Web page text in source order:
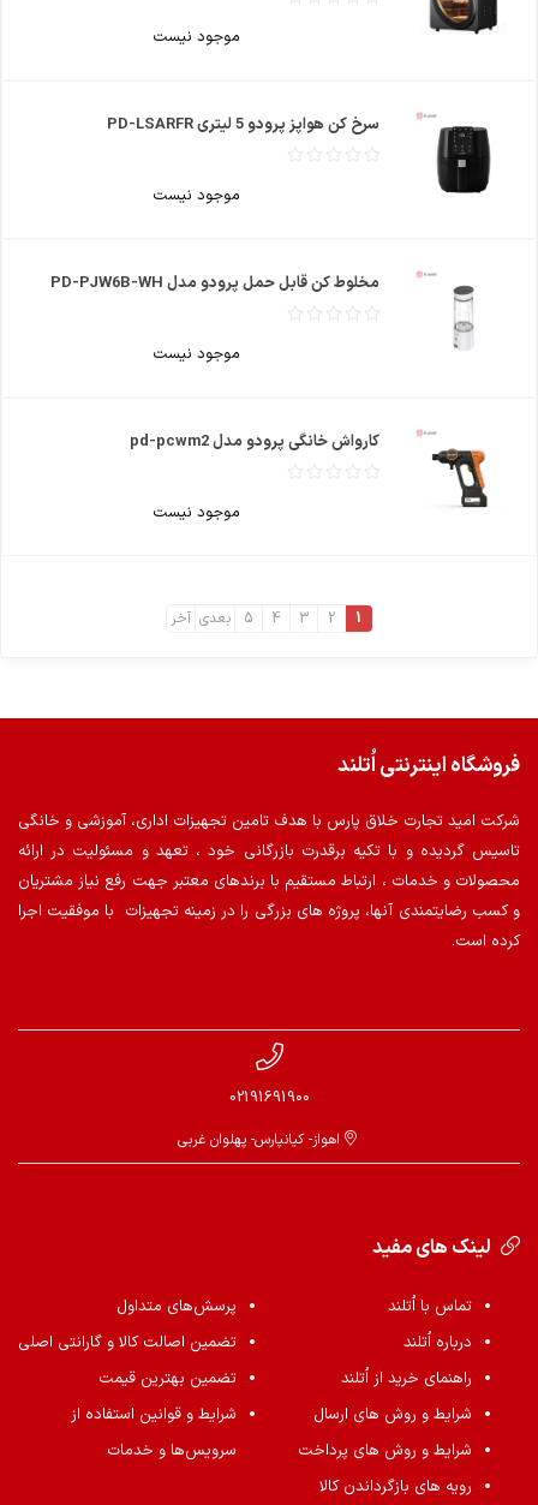
موجود نیست
سرخ کن هواپز پرودو 5 لیتری PD-LSARFR
موجود نیست
مخلوط کن قابل حمل پرودو مدل PD-PJW6B-WH
موجود نیست
کارواش خانگی پرودو مدل pd-pcwm2
موجود نیست
1
2
3
4
5 بعدی آخر
فروشگاه اینترنتی اُتلند
شرکت امید تجارت خلاق پارس با هدف تامین تجهیزات اداری، آموزشی و خانگی
تاسیس گردیده و با تکیه برقدرت بازرگانی خود ، تعهد و مسئولیت در ارائه
محصولات و خدمات ، ارتباط مستقیم با برندهای معتبر جهت رفع نیاز مشتریان
و کسب رضایتمندی آنها، پروژه های بزرگی را در زمینه تجهیزات با موفقیت اجرا
کرده است.
02191691900
اهواز- کیانپارس- پهلوان غربی
لینک های مفید
تماس با اُتلند
درباره اُتلند
راهنمای خرید از اُتلند
شرایط و روش های ارسال
شرایط و روش های پرداخت
رویه های بازگرداندن کالا
پرسش‌های متداول
تضمین اصالت کالا و گارانتی اصلی
تضمین بهترین قیمت
شرایط و قوانین استفاده از
سرویس‌ها و خدمات